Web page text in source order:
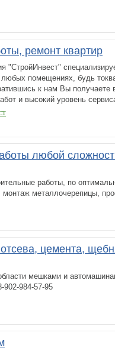
ремонт квартир
"СтройИнвест"
любых помещениях, будь
к нам Вы получаете
и высокий уровень
любой
работы, по
монтаж металлочерепицы,
цемента,
мешками и
902-984-57-95